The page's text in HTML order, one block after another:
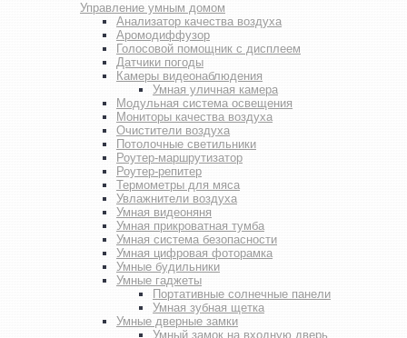
Управление умным домом
Анализатор качества воздуха
Аромодиффузор
Голосовой помощник с дисплеем
Датчики погоды
Камеры видеонаблюдения
Умная уличная камера
Модульная система освещения
Мониторы качества воздуха
Очистители воздуха
Потолочные светильники
Роутер-маршрутизатор
Роутер-репитер
Термометры для мяса
Увлажнители воздуха
Умная видеоняня
Умная прикроватная тумба
Умная система безопасности
Умная цифровая фоторамка
Умные будильники
Умные гаджеты
Портативные солнечные панели
Умная зубная щетка
Умные дверные замки
Умный замок на входную дверь